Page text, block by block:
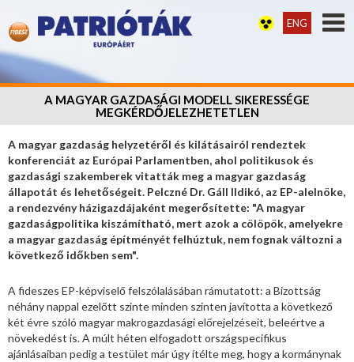
ENG
A MAGYAR GAZDASÁGI MODELL SIKERESSÉGE
MEGKÉRDŐJELEZHETETLEN
A magyar gazdaság helyzetéről és kilátásairól rendeztek
konferenciát az Európai Parlamentben, ahol politikusok és
gazdasági szakemberek vitatták meg a magyar gazdaság
állapotát és lehetőségeit. Pelczné Dr. Gáll Ildikó, az EP-alelnöke,
a rendezvény házigazdájaként megerősítette: "A magyar
gazdaságpolitika kiszámítható, mert azok a cölöpök, amelyekre
a magyar gazdaság építményét felhúztuk, nem fognak változni a
következő időkben sem".
A fideszes EP-képviselő felszólalásában rámutatott: a Bizottság
néhány nappal ezelőtt szinte minden szinten javította a következő
két évre szóló magyar makrogazdasági előrejelzéseit, beleértve a
növekedést is. A múlt héten elfogadott országspecifikus
ajánlásaiban pedig a testület már úgy ítélte meg, hogy a kormánynak